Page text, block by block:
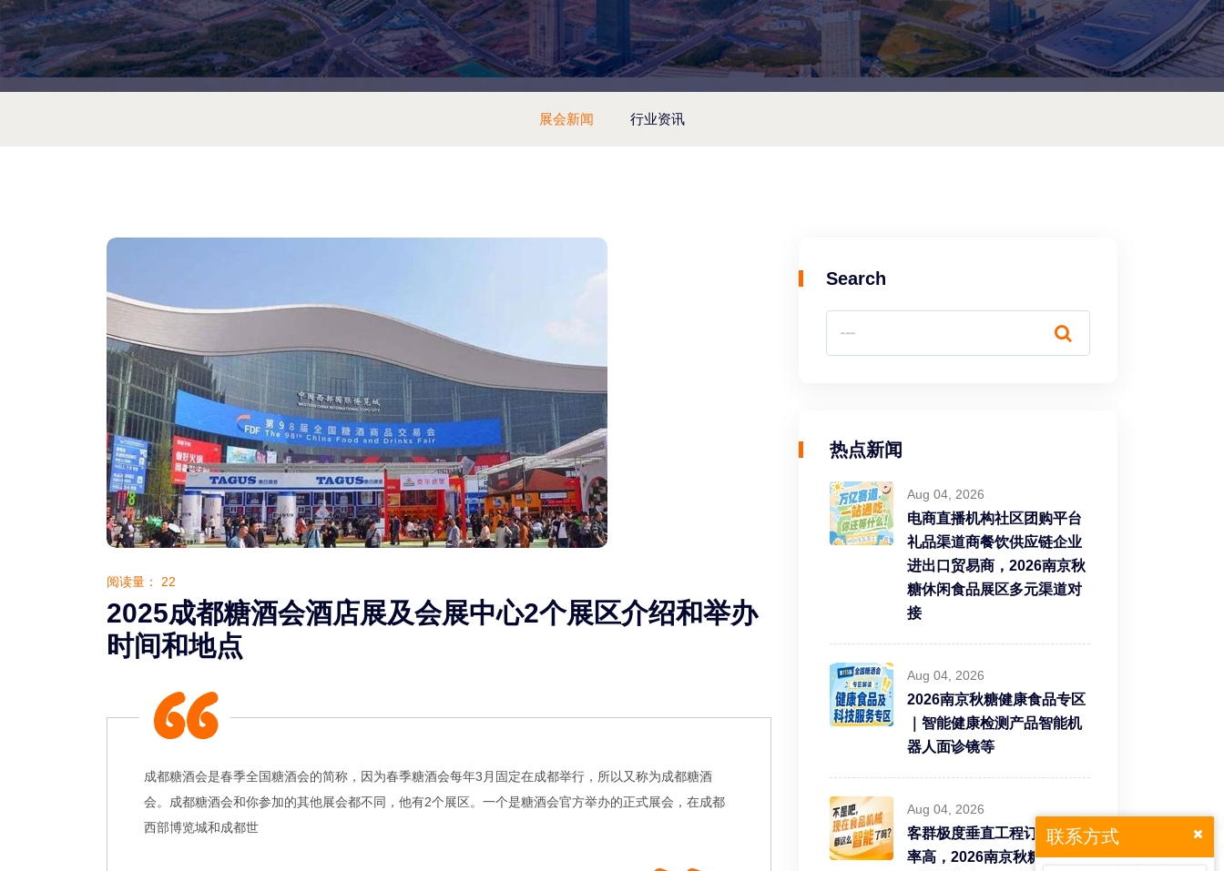
展会新闻 行业资讯
阅读量： 22
2025成都糖酒会酒店展及会展中心2个展区介绍和举办
时间和地点
成都糖酒会是春季全国糖酒会的简称，因为春季糖酒会每年3月固定在成都举行，所以又称为成都糖酒
会。成都糖酒会和你参加的其他展会都不同，他有2个展区。一个是糖酒会官方举办的正式展会，在成都
西部博览城和成都世
Search
热点新闻
Aug 04, 2026
电商直播机构社区团购平台
礼品渠道商餐饮供应链企业
进出口贸易商，2026南京秋
糖休闲食品展区多元渠道对
接
Aug 04, 2026
2026南京秋糖健康食品专区
｜智能健康检测产品智能机
器人面诊镜等
Aug 04, 2026
客群极度垂直工程订单转化
率高，2026南京秋糖9号食
联系方式